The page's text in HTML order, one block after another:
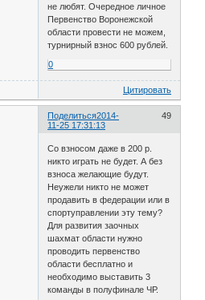
не любят. Очередное личное
Первенство Воронежской
области провести не можем,
турнирный взнос 600 рублей.
0
Цитировать
Поделиться 49
2014-
11-25 17:31:13
Со взносом даже в 200 р.
никто играть не будет. А без
взноса желающие будут.
Неужели никто не может
продавить в федерации или в
спортуправлении эту тему?
Для развития заочных
шахмат области нужно
проводить первенство
области бесплатно и
необходимо выставить 3
команды в полуфинале ЧР.